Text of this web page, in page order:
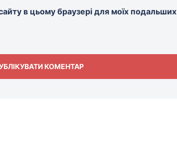
в цьому браузері для моїх подальших